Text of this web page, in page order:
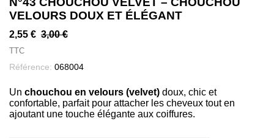
VELOURS DOUX ET ÉLÉGANT
2,55 € 3,00 €
TTC
Référence: 068004
Un chouchou en velours (velvet) doux, chic et
confortable, parfait pour attacher les cheveux tout en
ajoutant une touche élégante aux coiffures.